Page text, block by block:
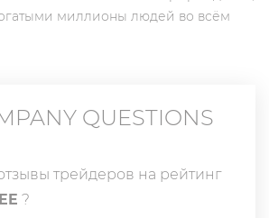
миллионы людей во всём
QUESTIONS
трейдеров на рейтинг
?